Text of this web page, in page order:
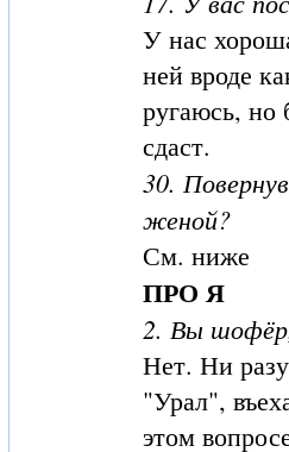
У нас
ней вроде
ругаюсь, но
сдаст.
30.
женой?
См. ниже
ПРО Я
2. Вы
Нет. Ни
"Урал",
этом